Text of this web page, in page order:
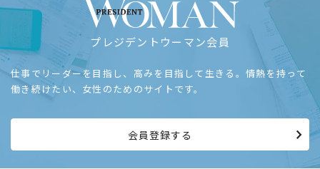
プレジデントウーマン会員
仕事でリーダーを目指し、高みを目指して生きる。情熱を持って
働き続けたい、女性のためのサイトです。
会員登録する